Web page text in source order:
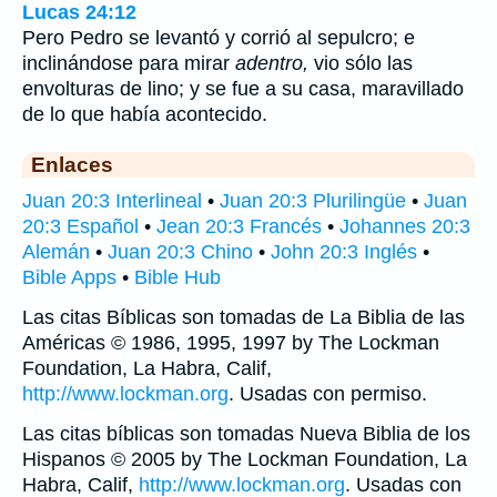
Lucas 24:12
Pero Pedro se levantó y corrió al sepulcro; e
inclinándose para mirar adentro, vio sólo las
envolturas de lino; y se fue a su casa, maravillado
de lo que había acontecido.
Enlaces
Juan 20:3 Interlineal • Juan 20:3 Plurilingüe • Juan
20:3 Español • Jean 20:3 Francés • Johannes 20:3
Alemán • Juan 20:3 Chino • John 20:3 Inglés •
Bible Apps • Bible Hub
Las citas Bíblicas son tomadas de La Biblia de las
Américas © 1986, 1995, 1997 by The Lockman
Foundation, La Habra, Calif,
http://www.lockman.org. Usadas con permiso.
Las citas bíblicas son tomadas Nueva Biblia de los
Hispanos © 2005 by The Lockman Foundation, La
Habra, Calif, http://www.lockman.org. Usadas con